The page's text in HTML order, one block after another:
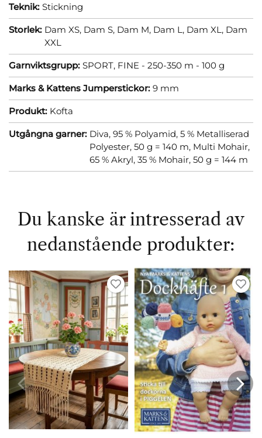
Teknik: Stickning
Storlek: Dam XS, Dam S, Dam M, Dam L, Dam XL, Dam
XXL
Garnviktsgrupp: SPORT, FINE - 250-350 m - 100 g
Marks & Kattens Jumperstickor: 9 mm
Produkt: Kofta
Utgångna garner: Diva, 95 % Polyamid, 5 % Metalliserad
Polyester, 50 g = 140 m, Multi Mohair,
65 % Akryl, 35 % Mohair, 50 g = 144 m
Du kanske är intresserad av
nedanstående produkter: